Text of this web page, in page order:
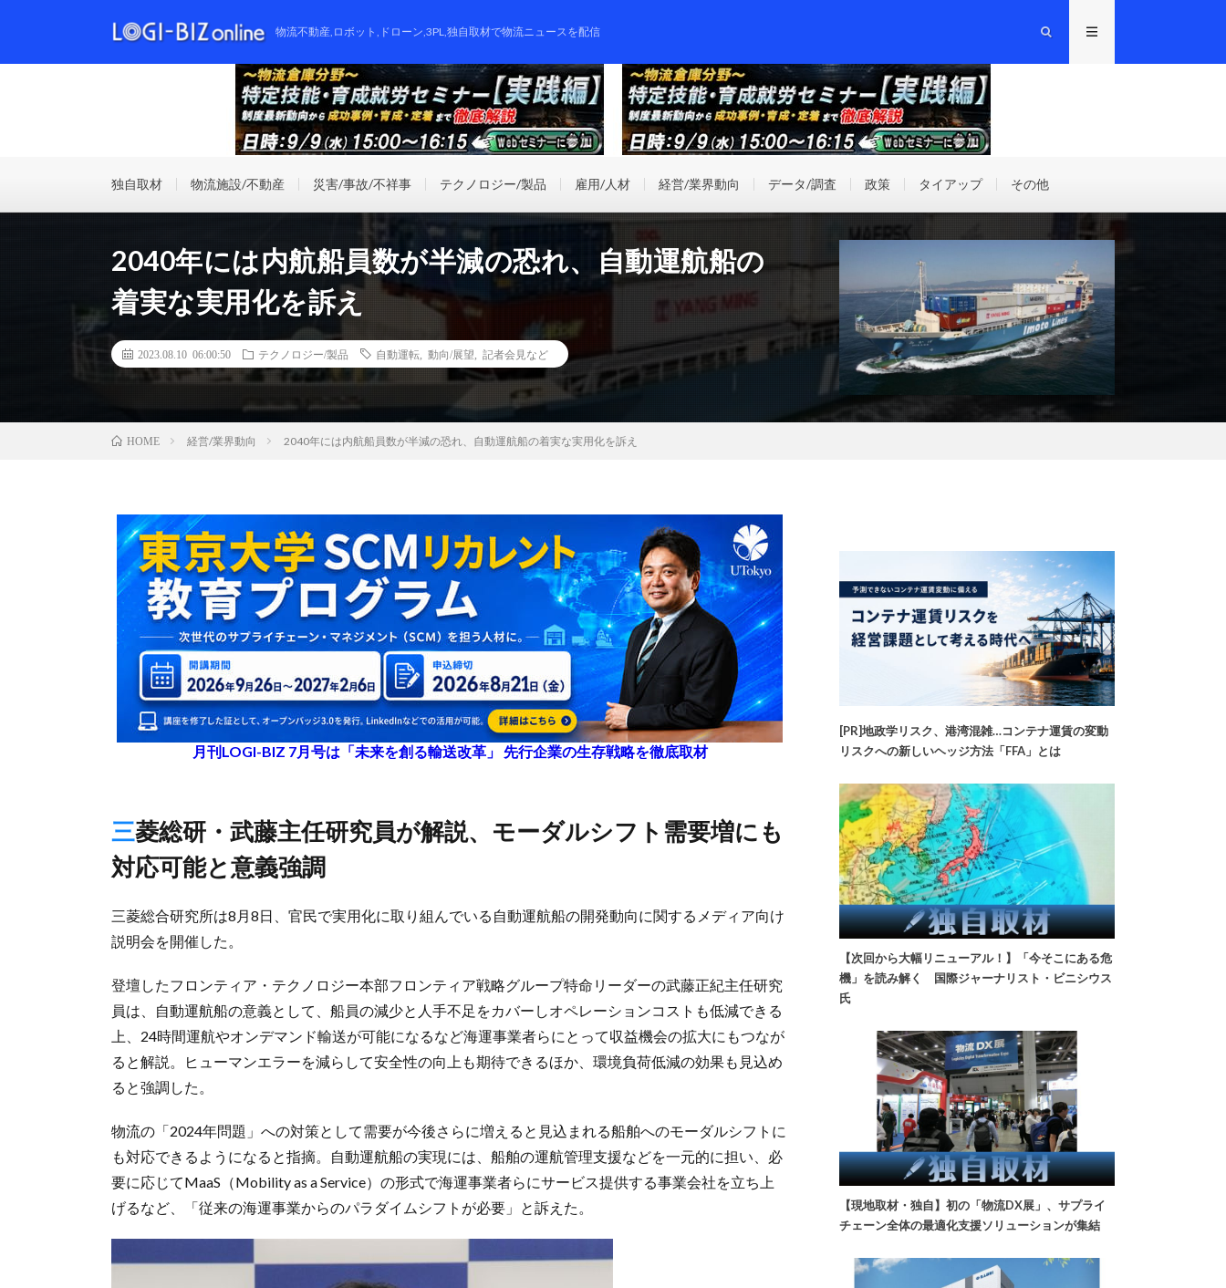
物流不動産,ロボット,ドローン,3PL,独自取材で物流ニュースを配信
独自取材 物流施設/不動産 災害/事故/不祥事 テクノロジー/製品 雇用/人材 経営/業界動向 データ/調査 政策 タイアップ その他
2040年には内航船員数が半減の恐れ、自動運航船の
着実な実用化を訴え
2023.08.10 06:00:50 テクノロジー/製品 自動運転 動向/展望 記者会見など
HOME 経営/業界動向 2040年には内航船員数が半減の恐れ、自動運航船の着実な実用化を訴え
月刊LOGI-BIZ 7月号は「未来を創る輸送改革」 先行企業の生存戦略を徹底取材
三菱総研・武藤主任研究員が解説、モーダルシフト需要増にも
対応可能と意義強調
三菱総合研究所は8月8日、官民で実用化に取り組んでいる自動運航船の開発動向に関するメディア向け
説明会を開催した。
登壇したフロンティア・テクノロジー本部フロンティア戦略グループ特命リーダーの武藤正紀主任研究
員は、自動運航船の意義として、船員の減少と人手不足をカバーしオペレーションコストも低減できる
上、24時間運航やオンデマンド輸送が可能になるなど海運事業者らにとって収益機会の拡大にもつなが
ると解説。ヒューマンエラーを減らして安全性の向上も期待できるほか、環境負荷低減の効果も見込め
ると強調した。
物流の「2024年問題」への対策として需要が今後さらに増えると見込まれる船舶へのモーダルシフトに
も対応できるようになると指摘。自動運航船の実現には、船舶の運航管理支援などを一元的に担い、必
要に応じてMaaS（Mobility as a Service）の形式で海運事業者らにサービス提供する事業会社を立ち上
げるなど、「従来の海運事業からのパラダイムシフトが必要」と訴えた。
[PR]地政学リスク、港湾混雑…コンテナ運賃の変動
リスクへの新しいヘッジ方法「FFA」とは
【次回から大幅リニューアル！】「今そこにある危
機」を読み解く 国際ジャーナリスト・ビニシウス
氏
【現地取材・独自】初の「物流DX展」、サプライ
チェーン全体の最適化支援ソリューションが集結